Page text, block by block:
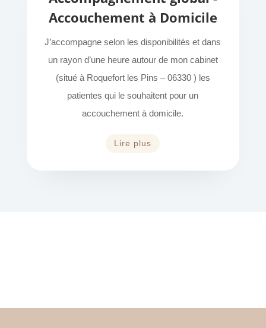
Accouchement à Domicile
J’accompagne selon les disponibilités et dans
un rayon d’une heure autour de mon cabinet
(situé à Roquefort les Pins – 06330 ) les
patientes qui le souhaitent pour un
accouchement à domicile.
Lire plus